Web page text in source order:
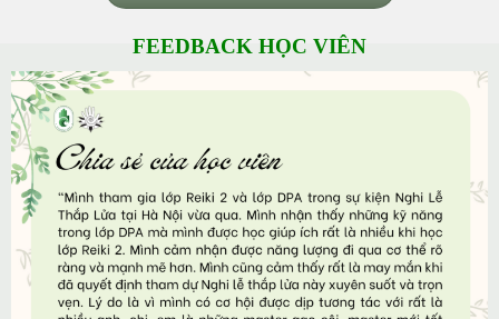
FEEDBACK HỌC VIÊN